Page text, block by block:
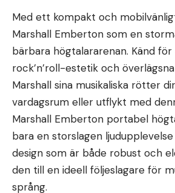
Med ett kompakt och
Marshall Emberton som en
bärbara högtalararenan. Känd
rock’n’roll-estetik och
Marshall sina musikaliska rötter
vardagsrum eller utflykt med
Marshall Emberton portabel
bara en storslagen
design som är både robust och
den till en ideell följeslagare för
språng.